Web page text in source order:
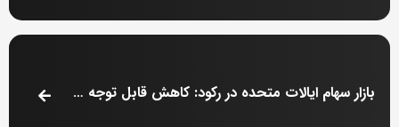
بازار سهام ایالات متحده در رکود: کاهش قابل توجه نزدک و افت شدید قیمت‌ها!